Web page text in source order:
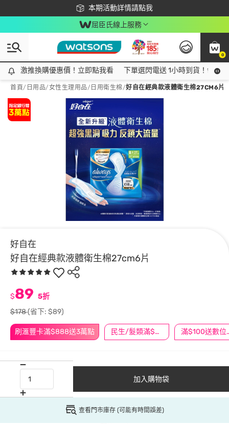
本期活動詳情請點我
下載app最高回饋$350
屈臣氏線上服務
0
激推換購優惠價！立即點我看
激推換購優惠價！立即點我看 下單選閃電送 1小時到貨！領神
首頁/ 日用品/女性生理用品/ 日用衛生棉/好自在經典款液體衛生棉27CM6片
好自在
好自在經典款液體衛生棉27cm6片
刷滙豐卡滿$888送3萬點 民生/髮類滿$388送舒潔冰巾 滿
$89 5折
$178(省下: $89)
加入購物袋
查看門市庫存 (可能有時間誤差)